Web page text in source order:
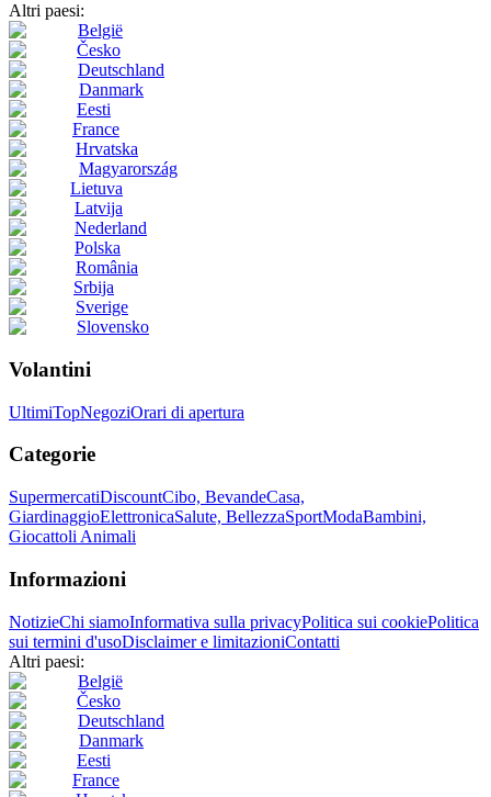
Altri paesi:
België
Česko
Deutschland
Danmark
Eesti
France
Hrvatska
Magyarország
Lietuva
Latvija
Nederland
Polska
România
Srbija
Sverige
Slovensko
Volantini
UltimiTopNegoziOrari di apertura
Categorie
SupermercatiDiscountCibo, BevandeCasa,
GiardinaggioElettronicaSalute, BellezzaSportModaBambini,
Giocattoli Animali
Informazioni
NotizieChi siamoInformativa sulla privacyPolitica sui cookiePolitica
sui termini d'usoDisclaimer e limitazioniContatti
Altri paesi:
België
Česko
Deutschland
Danmark
Eesti
France